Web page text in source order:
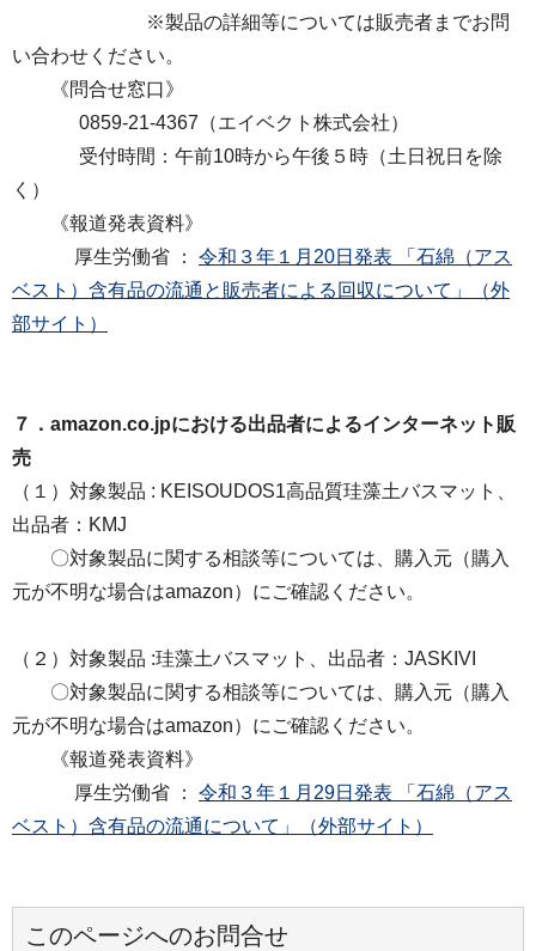
※製品の詳細等については販売者までお問
い合わせください。
《問合せ窓口》
0859-21-4367（エイベクト株式会社）
受付時間：午前10時から午後５時（土日祝日を除
く）
《報道発表資料》
厚生労働省 ： 令和３年１月20日発表 「石綿（アス
ベスト）含有品の流通と販売者による回収について」（外
部サイト）
７．amazon.co.jpにおける出品者によるインターネット販
売
（１）対象製品 : KEISOUDOS1⾼品質珪藻⼟バスマット、
出品者：KMJ
〇対象製品に関する相談等については、購入元（購入
元が不明な場合はamazon）にご確認ください。
（２）対象製品 :珪藻土バスマット、出品者：JASKIVI
〇対象製品に関する相談等については、購入元（購入
元が不明な場合はamazon）にご確認ください。
《報道発表資料》
厚生労働省 ： 令和３年１月29日発表 「石綿（アス
ベスト）含有品の流通について」（外部サイト）
このページへのお問合せ